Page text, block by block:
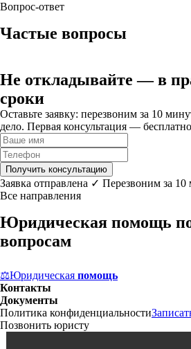
Вопрос-ответ
Частые вопросы
Не откладывайте — в
сроки
Оставьте заявку: перезвоним за 10
дело. Первая консультация —
Получить консультацию
Заявка отправлена ✓ Перезвоним за 10
Все направления
Юридическая помощь
вопросам
⚖Юридическая помощь
Контакты
Документы
Политика конфиденциальности
Позвонить юристу